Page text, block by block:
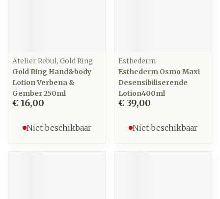
Atelier Rebul, Gold Ring
Gold Ring Hand&body
Lotion Verbena &
Gember 250ml
€ 16,00
Niet beschikbaar
Esthederm
Esthederm Osmo Maxi
Desensibiliserende
Lotion400ml
€ 39,00
Niet beschikbaar